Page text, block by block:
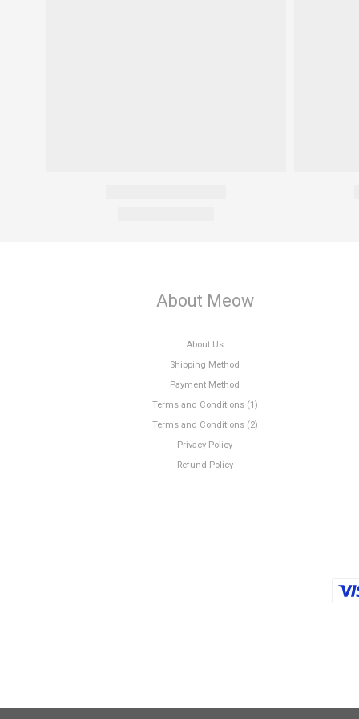
About Meow
About Us
Shipping Method
Payment Method
Terms and Conditions (1)
Terms and Conditions (2)
Privacy Policy
Refund Policy